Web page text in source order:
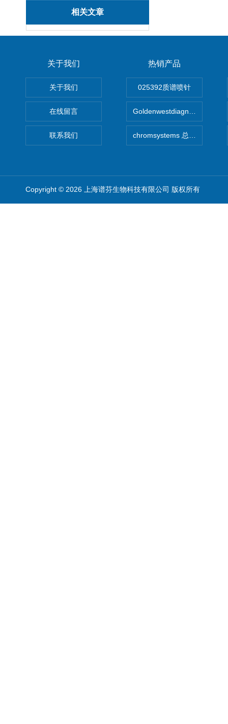
相关文章
关于我们
关于我们
在线留言
联系我们
热销产品
025392质谱喷针
Goldenwestdiagnostics总代
chromsystems 总代理
Copyright © 2026 上海谱芬生物科技有限公司 版权所有